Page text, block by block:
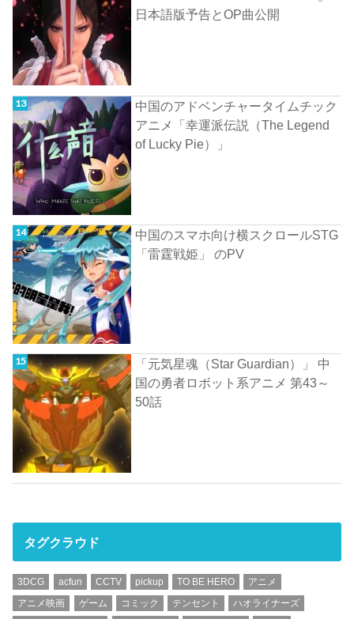
日本語版予告とOP曲公開
中国のアドベンチャータイムチック
アニメ「幸運派伝説（The Legend
of Lucky Pie）」
中国のスマホ向け横スクロールSTG
「雷霆戦姫」 のPV
「元気星魂（Star Guardian）」 中
国の勇者ロボット系アニメ 第43～
50話
タグクラウド
3DCG acfun CCTV pickup TO BE HERO
アニメ
アニメ映画
ゲーム コミック テンセント
ハオライナーズ